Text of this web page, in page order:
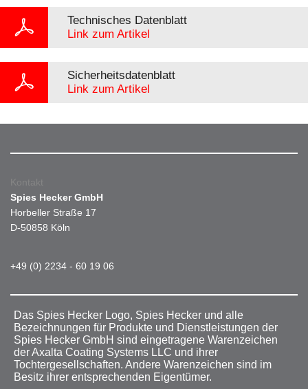
Technisches Datenblatt
Link zum Artikel
Sicherheitsdatenblatt
Link zum Artikel
Kontakt
Spies Hecker GmbH
Horbeller Straße 17
D-50858 Köln
+49 (0) 2234 - 60 19 06
Das Spies Hecker Logo, Spies Hecker und alle
Bezeichnungen für Produkte und Dienstleistungen der
Spies Hecker GmbH sind eingetragene Warenzeichen
der Axalta Coating Systems LLC und ihrer
Tochtergesellschaften. Andere Warenzeichen sind im
Besitz ihrer entsprechenden Eigentümer.